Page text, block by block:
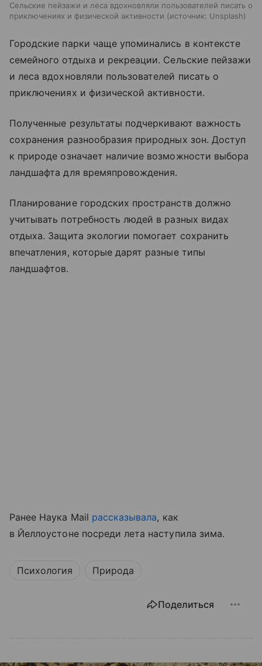
Сельские пейзажи и леса вдохновляли пользователей писать о
приключениях и физической активности
источник: Unsplash
Городские парки чаще упоминались в контексте
семейного отдыха и рекреации. Сельские пейзажи
и леса вдохновляли пользователей писать о
приключениях и физической активности.
Полученные результаты подчеркивают важность
сохранения разнообразия природных зон. Доступ
к природе означает наличие возможности выбора
ландшафта для времяпровождения.
Планирование городских пространств должно
учитывать потребность людей в разных видах
отдыха. Защита экологии помогает сохранить
впечатления, которые дарят разные типы
ландшафтов.
Ранее Наука Mail рассказывала, как
в Йеллоустоне посреди лета наступила зима.
Психология Природа
Поделиться